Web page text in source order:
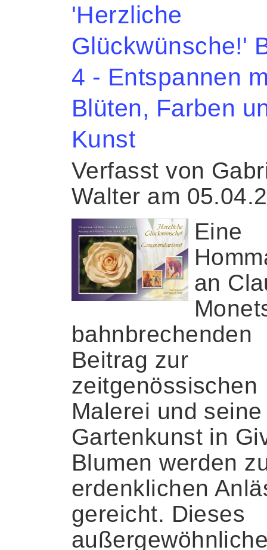
'Herzliche
Glückwünsche!'
4 - Entspannen
Blüten, Farben
Kunst
Verfasst von
Walter am
Eine
an
bahnbrechenden
Beitrag zur
zeitgenössischen
Malerei und seine
Gartenkunst in
Blumen werden
erdenklichen
gereicht. Dieses